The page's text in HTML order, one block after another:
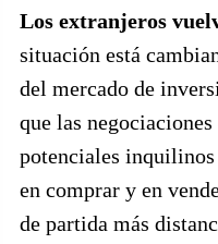
Los extranjeros
situación está
del mercado de
que las
potenciales inquilinos
en comprar y en
de partida más